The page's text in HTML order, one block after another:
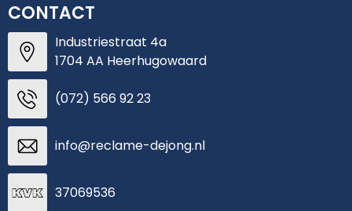
CONTACT
Industriestraat 4a
1704 AA Heerhugowaard
(072) 566 92 23
info@reclame-dejong.nl
37069536